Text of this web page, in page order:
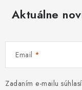
Aktuálne
Email
Zadaním e-mailu